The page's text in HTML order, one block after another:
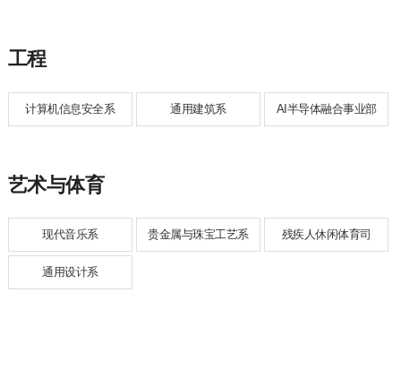
工程
计算机信息安全系 通用建筑系 AI半导体融合事业部
艺术与体育
现代音乐系 贵金属与珠宝工艺系 残疾人休闲体育司
通用设计系